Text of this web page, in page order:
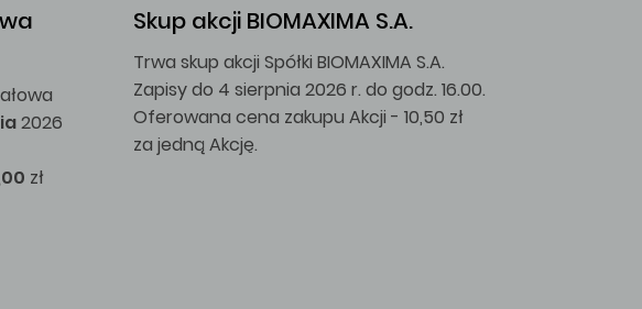
2026
zł
Skup akcji BIOMAXIMA S.A.
Trwa skup akcji Spółki BIOMAXIMA S.A.
Zapisy do 4 sierpnia 2026 r. do godz. 16.00.
Oferowana cena zakupu Akcji - 10,50 zł
za jedną Akcję.